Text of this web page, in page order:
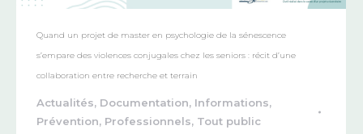
Quand un projet de master en psychologie de la sénescence
s’empare des violences conjugales chez les seniors : récit d’une
collaboration entre recherche et terrain
Actualités, Documentation, Informations,
Prévention, Professionnels, Tout public